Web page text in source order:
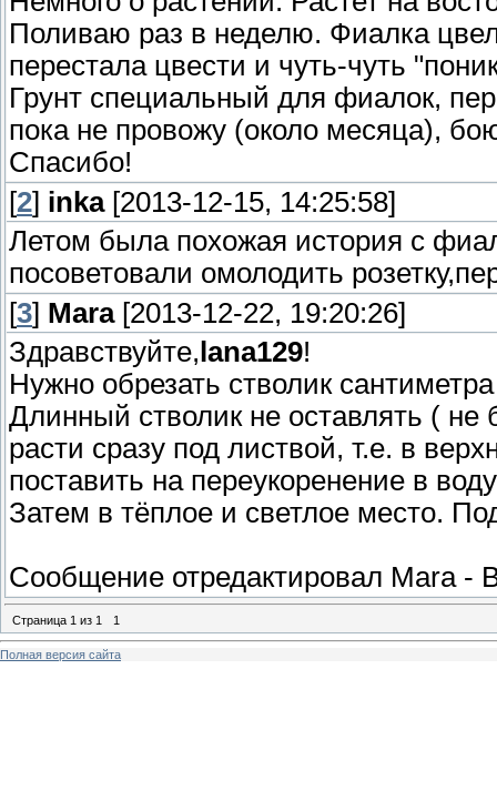
Поливаю раз в неделю. Фиалка
перестала цвести и чуть-чуть
Грунт специальный для фиалок,
пока не провожу (около месяца),
Спасибо!
[2] inka[2013-12-15, 14:25:58]
Летом была похожая история с
посоветовали омолодить
[3] Mara[2013-12-22, 19:20:26]
Здравствуйте,lana129!
Нужно обрезать стволик
Длинный стволик не оставлять ( не
расти сразу под листвой, т.е. в
поставить на переукоренение в
Затем в тёплое и светлое место.
Сообщение отредактировал Mara-
Страница 1 из 1 1
Полная версия сайта